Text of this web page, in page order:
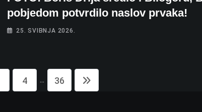
pobjedom potvrdilo naslov prvaka!
25. SVIBNJA 2026.
4 ... 36